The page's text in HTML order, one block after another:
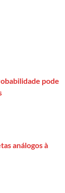
pode
análogos à